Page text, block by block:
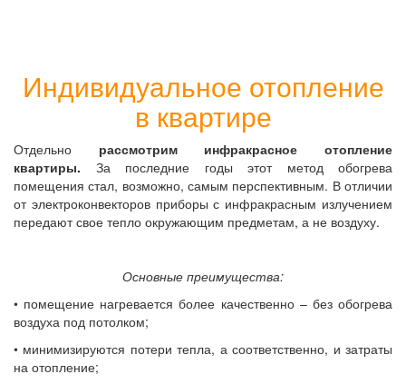
Индивидуальное отопление
в квартире
Отдельно рассмотрим инфракрасное отопление
квартиры. За последние годы этот метод обогрева
помещения стал, возможно, самым перспективным. В отличии
от электроконвекторов приборы с инфракрасным излучением
передают свое тепло окружающим предметам, а не воздуху.
Основные преимущества:
• помещение нагревается более качественно – без обогрева
воздуха под потолком;
• минимизируются потери тепла, а соответственно, и затраты
на отопление;